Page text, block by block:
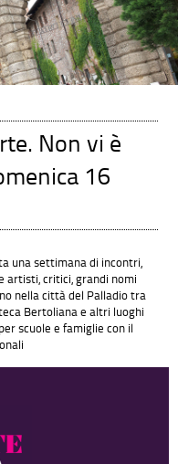
Non vi è
16
una settimana di incontri,
artisti, critici, grandi nomi
nella città del Palladio tra
Bertoliana e altri luoghi
scuole e famiglie con il